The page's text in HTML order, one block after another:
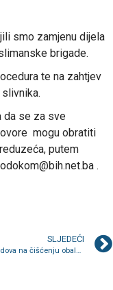
smo zamjenu dijela
brigade.
te na zahtjev
da se za sve
mogu obratiti
putem
.
SLJEDEĆI
Nastavak radova na čišćenju obala rijeke Bosne